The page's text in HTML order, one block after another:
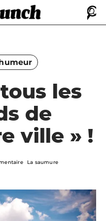
les
de
ville » !
La saumure